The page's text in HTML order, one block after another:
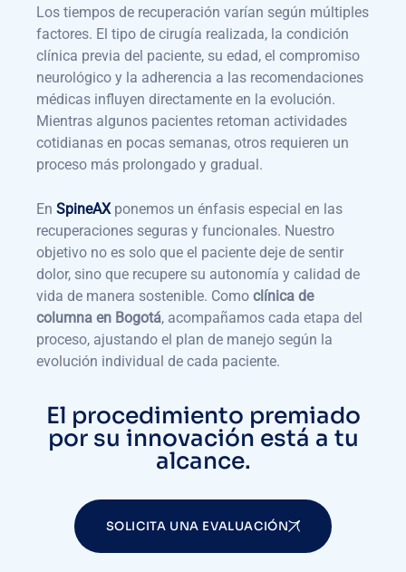
Los tiempos de recuperación varían según múltiples
factores. El tipo de cirugía realizada, la condición
clínica previa del paciente, su edad, el compromiso
neurológico y la adherencia a las recomendaciones
médicas influyen directamente en la evolución.
Mientras algunos pacientes retoman actividades
cotidianas en pocas semanas, otros requieren un
proceso más prolongado y gradual.
En SpineAX ponemos un énfasis especial en las
recuperaciones seguras y funcionales. Nuestro
objetivo no es solo que el paciente deje de sentir
dolor, sino que recupere su autonomía y calidad de
vida de manera sostenible. Como clínica de
columna en Bogotá, acompañamos cada etapa del
proceso, ajustando el plan de manejo según la
evolución individual de cada paciente.
El procedimiento premiado
por su innovación está a tu
alcance.
SOLICITA UNA EVALUACIÓN